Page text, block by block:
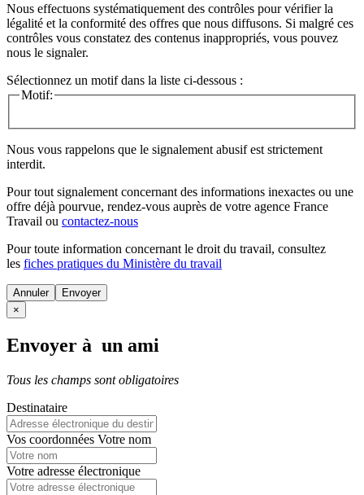
Nous effectuons systématiquement des contrôles pour vérifier la
légalité et la conformité des offres que nous diffusons. Si malgré ces
contrôles vous constatez des contenus inappropriés, vous pouvez
nous le signaler.
Sélectionnez un motif dans la liste ci-dessous :
Motif:
Nous vous rappelons que le signalement abusif est strictement
interdit.
Pour tout signalement concernant des informations inexactes ou une
offre déjà pourvue, rendez-vous auprès de votre agence France
Travail ou contactez-nous
Pour toute information concernant le droit du travail, consultez
les fiches pratiques du Ministère du travail
Annuler
×
Envoyer à un ami
Tous les champs sont obligatoires
Destinataire
Vos coordonnées Votre nom
Votre adresse électronique